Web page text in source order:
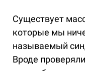
Существует
которые мы
называемый
Вроде